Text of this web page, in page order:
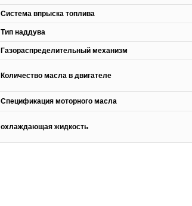
Система впрыска топлива
Тип наддува
Газораспределительный механизм
Количество масла в двигателе
Спецификация моторного масла
охлаждающая жидкость